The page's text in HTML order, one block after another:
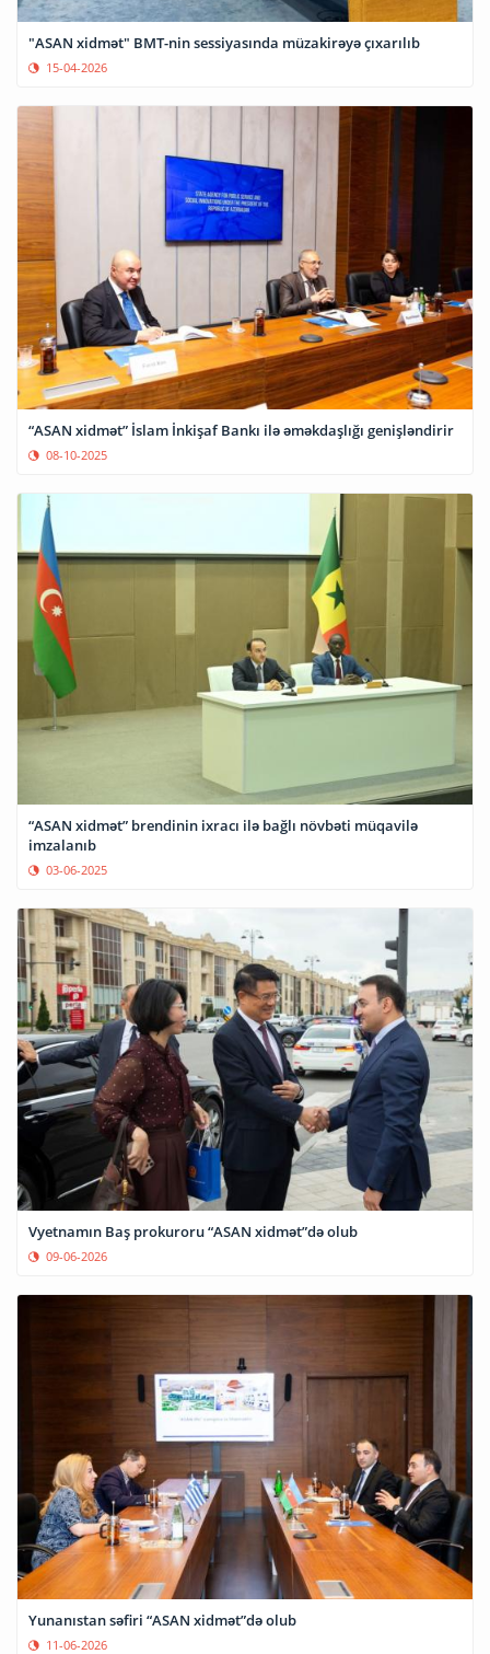
"ASAN xidmət" BMT-nin sessiyasında müzakirəyə çıxarılıb
15-04-2026
“ASAN xidmət” İslam İnkişaf Bankı ilə əməkdaşlığı genişləndirir
08-10-2025
“ASAN xidmət” brendinin ixracı ilə bağlı növbəti müqavilə
imzalanıb
03-06-2025
Vyetnamın Baş prokuroru “ASAN xidmət”də olub
09-06-2026
Yunanıstan səfiri “ASAN xidmət”də olub
11-06-2026